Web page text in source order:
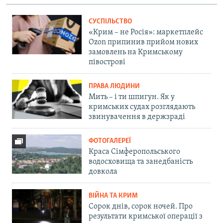
СУСПІЛЬСТВО
«Крим – не Росія»: маркетплейс
Ozon припинив прийом нових
замовлень на Кримському
півострові
ПРАВА ЛЮДИНИ
Мить – і ти шпигун. Як у
кримських судах розглядають
звинувачення в держзраді
ФОТОГАЛЕРЕЇ
Краса Сімферопольського
водосховища та занедбаність
довкола
ВІЙНА ТА КРИМ
Сорок днів, сорок ночей. Про
результати кримської операції з